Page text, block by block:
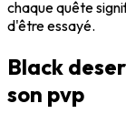
chaque quête
d'être essayé.
Black
son pvp